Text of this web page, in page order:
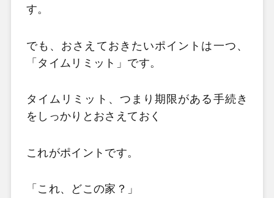
す。
でも、おさえておきたいポイントは一つ、
「タイムリミット」です。
タイムリミット、つまり期限がある手続き
をしっかりとおさえておく
これがポイントです。
「これ、どこの家？」